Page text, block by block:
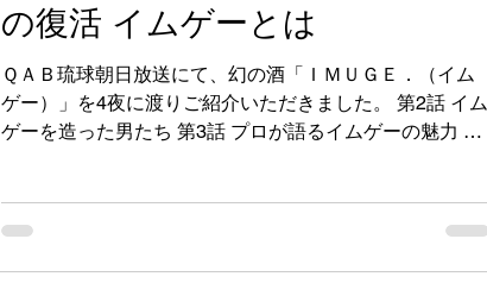
の復活 イムゲーとは
ＱＡＢ琉球朝日放送にて、幻の酒「ＩＭＵＧＥ．（イム
ゲー）」を4夜に渡りご紹介いただきました。 第2話 イム
ゲーを造った男たち 第3話 プロが語るイムゲーの魅力 第4